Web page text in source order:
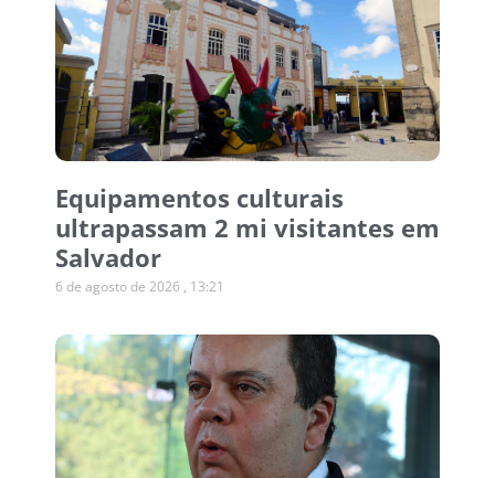
Equipamentos culturais
ultrapassam 2 mi visitantes em
Salvador
6 de agosto de 2026 13:21